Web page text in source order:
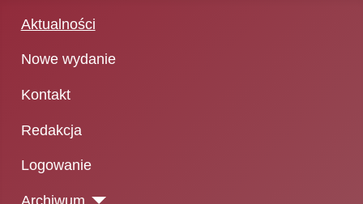
Aktualności
Nowe wydanie
Kontakt
Redakcja
Logowanie
Archiwum